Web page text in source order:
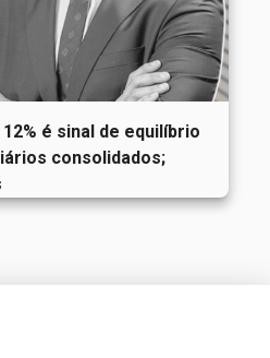
é sinal de equilíbrio
consolidados;